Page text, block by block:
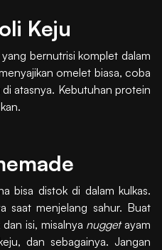
Keju
bernutrisi komplet dalam
omelet biasa, coba
atasnya. Kebutuhan protein
bisa distok di dalam kulkas.
saat menjelang sahur. Buat
isi, misalnya nuggetayam
dan sebagainya. Jangan